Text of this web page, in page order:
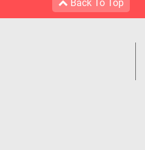
Back To Top